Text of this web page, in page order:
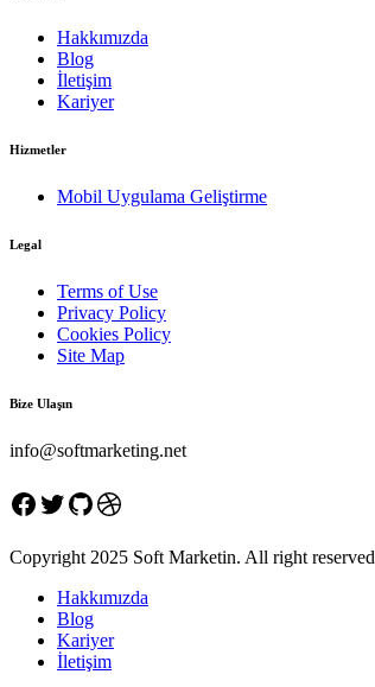
Hakkımızda
Blog
İletişim
Kariyer
Hizmetler
Mobil Uygulama Geliştirme
Legal
Terms of Use
Privacy Policy
Cookies Policy
Site Map
Bize Ulaşın
info@softmarketing.net
Facebook
Twitter
GitHub
Dribbble
Copyright 2025 Soft Marketin. All right reserved
Hakkımızda
Blog
Kariyer
İletişim